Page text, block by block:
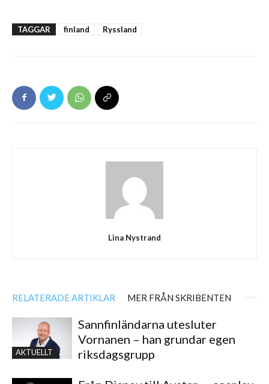
TAGGAR finland Ryssland
Lina Nystrand
RELATERADE ARTIKLAR MER FRÅN SKRIBENTEN
AKTUELLT
Sannfinländarna utesluter
Vornanen – han grundar egen
riksdagsgrupp